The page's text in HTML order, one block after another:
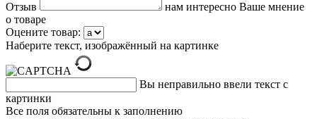
Отзыв
нам интересно Ваше мнение
о товаре
Оцените товар:
Наберите текст, изображённый на картинке
Вы неправильно ввели текст с
картинки
Все поля обязательны к заполнению